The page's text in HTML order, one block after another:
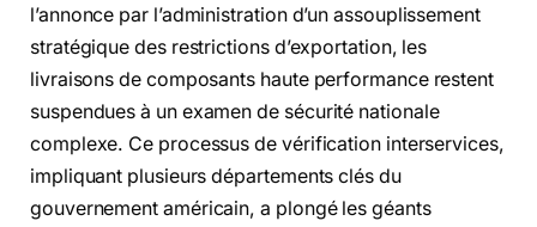
l’annonce par l’administration d’un assouplissement
stratégique des restrictions d’exportation, les
livraisons de composants haute performance restent
suspendues à un examen de sécurité nationale
complexe. Ce processus de vérification interservices,
impliquant plusieurs départements clés du
gouvernement américain, a plongé les géants